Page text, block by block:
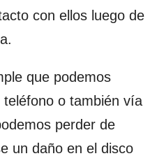
con ellos luego de
que podemos
teléfono o también vía
perder de
un daño en el disco